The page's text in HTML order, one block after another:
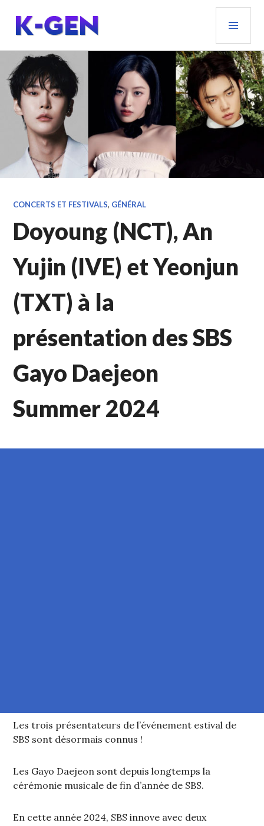
contenu
principal
K-GEN
CONCERTS ET FESTIVALS, GÉNÉRAL
Doyoung (NCT), An
Yujin (IVE) et Yeonjun
(TXT) à la
présentation des SBS
Gayo Daejeon
Summer 2024
Les trois présentateurs de l’événement estival de
SBS sont désormais connus !
Les Gayo Daejeon sont depuis longtemps la
cérémonie musicale de fin d’année de SBS.
En cette année 2024, SBS innove avec deux